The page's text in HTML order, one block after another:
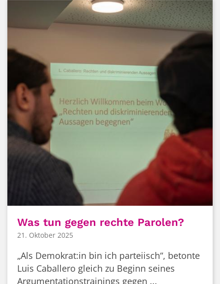
Was tun gegen rechte Parolen?
21. Oktober 2025
„Als Demokrat:in bin ich parteiisch“, betonte
Luis Caballero gleich zu Beginn seines
Argumentationstrainings gegen ...